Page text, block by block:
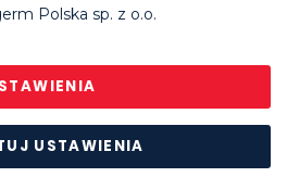
: pon. - pt. 8.30 - 16.30
internetowego
Polska sp. z o.o.
USTAWIENIA